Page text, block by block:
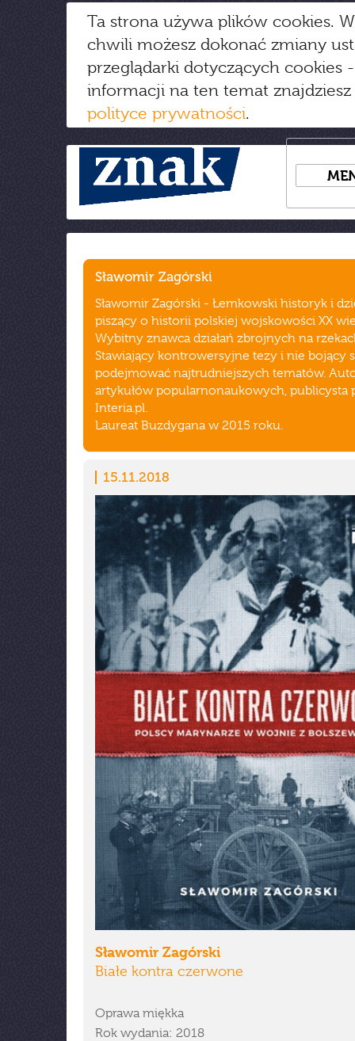
Ta strona używa plików cookies.
chwili możesz dokonać zmiany
przeglądarki dotyczących cookies
informacji na ten temat
polityce prywatności.
Sławomir Zagórski
Sławomir Zagórski - Łemkowski historyk i
piszący o historii polskiej wojskowości XX
Wybitny znawca działań zbrojnych na
Stawiający kontrowersyjne tezy i nie bojący
podejmować najtrudniejszych tematów.
artykułów popularnonaukowych, publicysta
Interia.pl.
Laureat Buzdygana w 2015 roku.
15.11.2018
Sławomir Zagórski
Białe kontra czerwone
Oprawa miękka
Rok wydania: 2018